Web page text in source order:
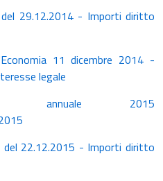
29.12.2014 - Importi diritto
11 dicembre 2014 -
legale
annuale 2015
22.12.2015 - Importi diritto